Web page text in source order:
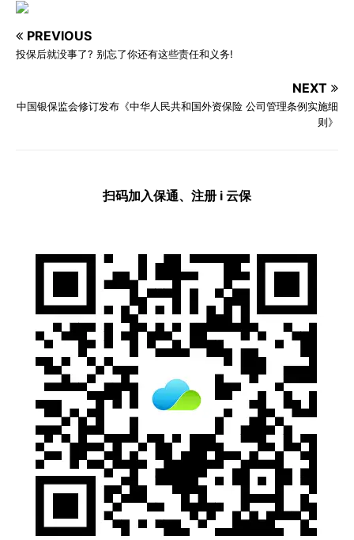
PREVIOUS
投保后就没事了? 别忘了你还有这些责任和义务!
NEXT
中国银保监会修订发布《中华人民共和国外资保险 公司管理条例实施细
则》
扫码加入保通、注册 i 云保